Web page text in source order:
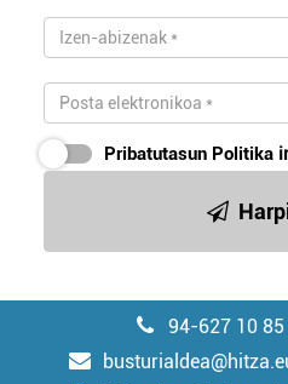
Pribatutasun Politika
94-627 10